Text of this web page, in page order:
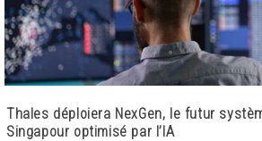
Thales déploiera NexGen, le futur
Singapour optimisé par l’IA